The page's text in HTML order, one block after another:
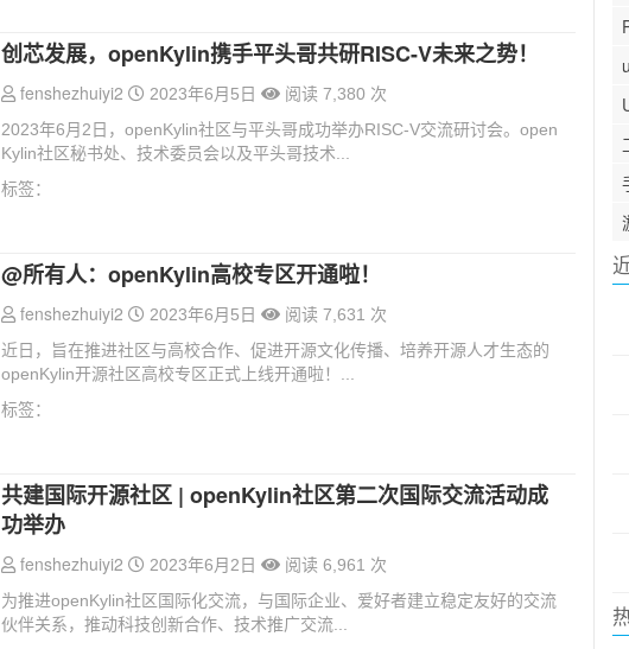
创芯发展，openKylin携手平头哥共研RISC-V未来之势！
fenshezhuiyi2 2023年6月5日
阅读 7,380 次
2023年6月2日，openKylin社区与平头哥成功举办RISC-V交流研讨会。open
Kylin社区秘书处、技术委员会以及平头哥技术...
标签：
@所有人：openKylin高校专区开通啦！
fenshezhuiyi2 2023年6月5日
阅读 7,631 次
近日，旨在推进社区与高校合作、促进开源文化传播、培养开源人才生态的
openKylin开源社区高校专区正式上线开通啦！...
标签：
共建国际开源社区 | openKylin社区第二次国际交流活动成
功举办
fenshezhuiyi2 2023年6月2日
阅读 6,961 次
为推进openKylin社区国际化交流，与国际企业、爱好者建立稳定友好的交流
伙伴关系，推动科技创新合作、技术推广交流...